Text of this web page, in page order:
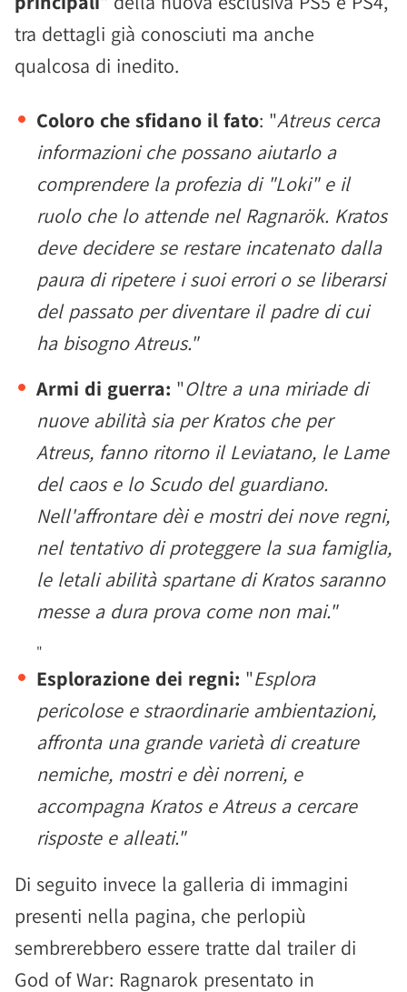
tra dettagli già conosciuti ma anche
qualcosa di inedito.
Coloro che sfidano il fato: "Atreus cerca
informazioni che possano aiutarlo a
comprendere la profezia di "Loki" e il
ruolo che lo attende nel Ragnarök. Kratos
deve decidere se restare incatenato dalla
paura di ripetere i suoi errori o se liberarsi
del passato per diventare il padre di cui
ha bisogno Atreus."
Armi di guerra: "Oltre a una miriade di
nuove abilità sia per Kratos che per
Atreus, fanno ritorno il Leviatano, le Lame
del caos e lo Scudo del guardiano.
Nell'affrontare dèi e mostri dei nove regni,
nel tentativo di proteggere la sua famiglia,
le letali abilità spartane di Kratos saranno
messe a dura prova come non mai."
"
Esplorazione dei regni: "Esplora
pericolose e straordinarie ambientazioni,
affronta una grande varietà di creature
nemiche, mostri e dèi norreni, e
accompagna Kratos e Atreus a cercare
risposte e alleati."
Di seguito invece la galleria di immagini
presenti nella pagina, che perlopiù
sembrerebbero essere tratte dal trailer di
God of War: Ragnarok presentato in